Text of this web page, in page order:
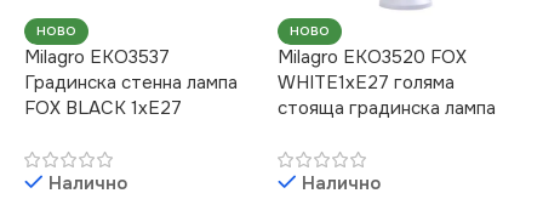
СТЕПЕН НА ЗАЩИТА
IP44
БРОЙ ФАСУНГИ
220V
ЦОКЪЛ E27
СТЕПЕН НА ЗАЩИТА
НОВО
Milagro EKO3537
Градинска стенна лампа
FOX BLACK 1xE27
Налично
НОВО
Milagro EKO3520 FOX
WHITE1xE27 голяма
стояща градинска лампа
Налично